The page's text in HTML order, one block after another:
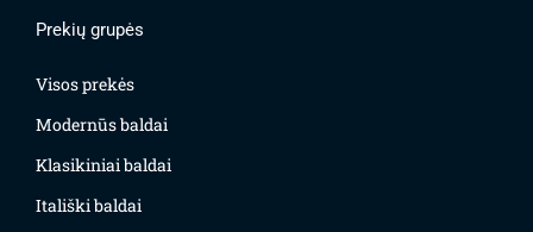
Prekių grupės
Visos prekės
Modernūs baldai
Klasikiniai baldai
Itališki baldai